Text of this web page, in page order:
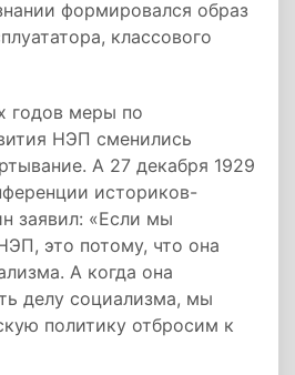
формировался образ
классового
годов меры по
НЭП сменились
А 27 декабря 1929
историков-
заявил: «Если мы
это потому, что она
А когда она
делу социализма, мы
политику отбросим к